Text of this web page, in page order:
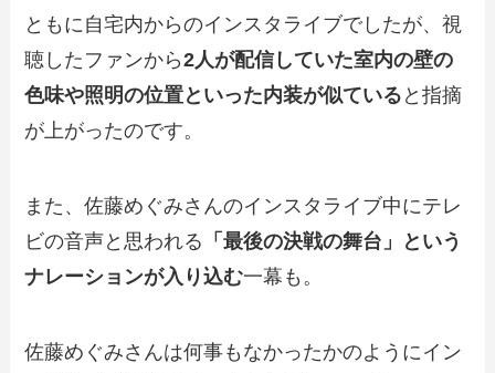
ともに自宅内からのインスタライブでしたが、視
聴したファンから2人が配信していた室内の壁の
色味や照明の位置といった内装が似ている と指摘
が上がったのです。
また、佐藤めぐみさんのインスタライブ中にテレ
ビの音声と思われる 「最後の決戦の舞台」という
ナレーションが入り込む一幕も。
佐藤めぐみさんは何事もなかったかのようにイン